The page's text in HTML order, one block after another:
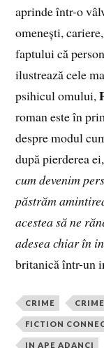
aprinde într-o
omenești,
faptului că
ilustrează cele
psihicul omului,
roman este în
despre modul
după pierderea
cum devenim
păstrăm
acestea să ne
adesea chiar în
britanică într-un
CRIME
FICTION
IN APE ADANCI